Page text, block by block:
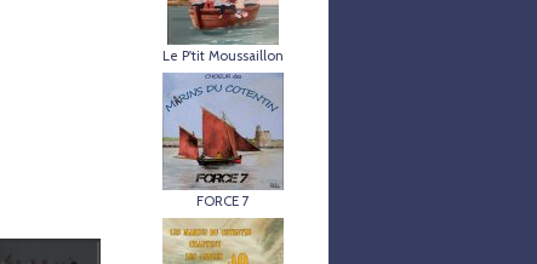
Le P'tit Moussaillon
FORCE 7